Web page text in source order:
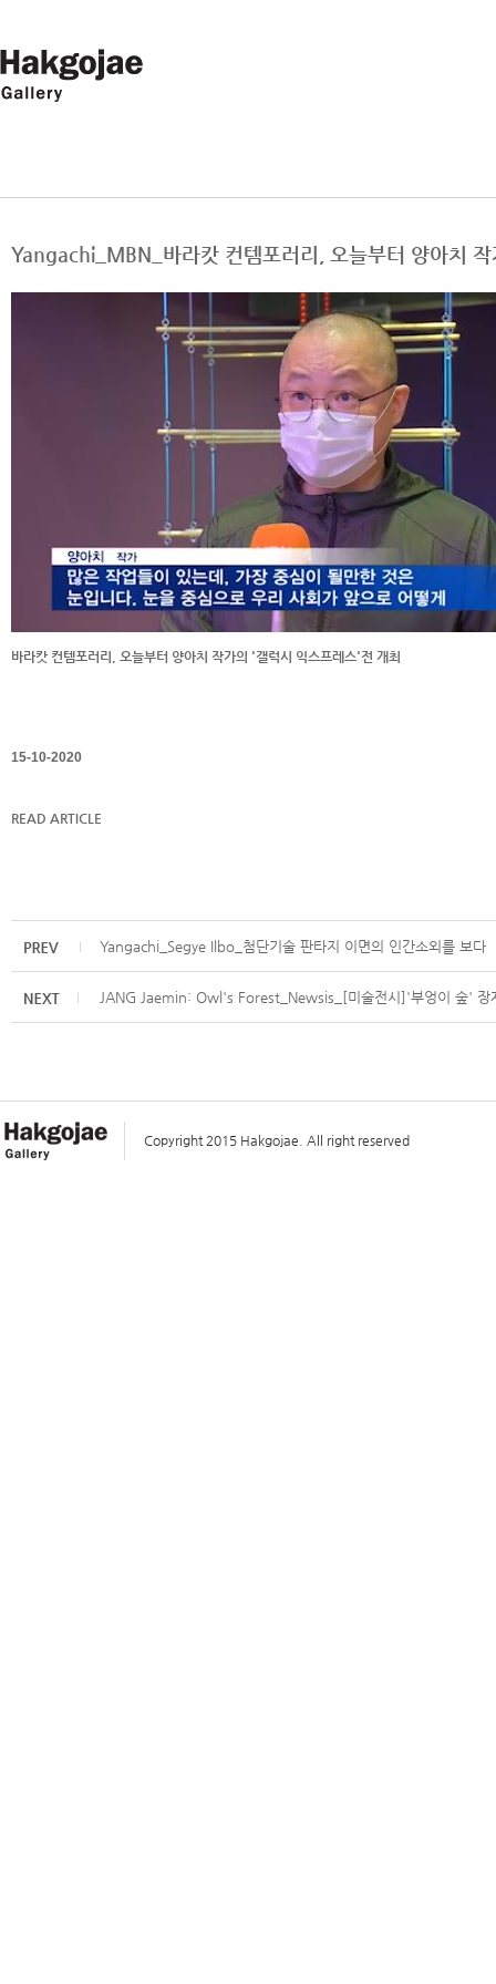
Yangachi_MBN_바라캇 컨템포러리, 오늘부터 양아치
바라캇 컨템포러리, 오늘부터 양아치 작가의 '갤럭시 익스프레스'전 개최
15-10-2020
READ ARTICLE
Yangachi_Segye Ilbo_첨단기술 판타지 이면의 인간소외를 보다
JANG Jaemin: Owl's Forest_Newsis_[미술전시]'부엉이 숲' 장
Copyright 2015 Hakgojae. All right reserved